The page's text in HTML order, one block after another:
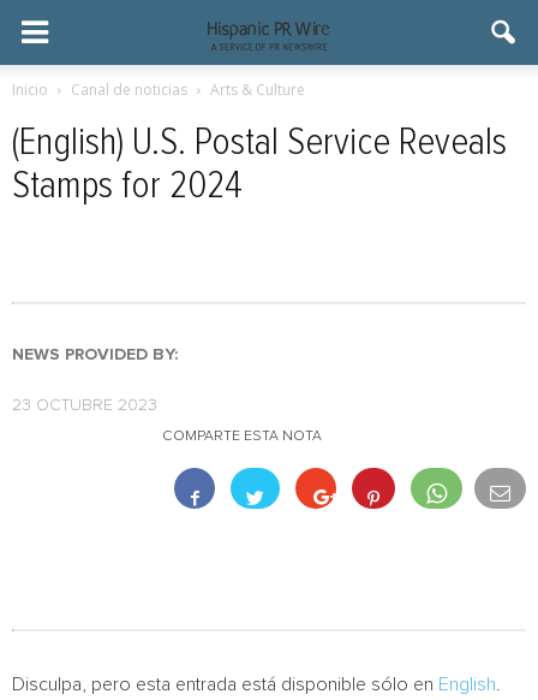
Inicio Canal de noticias Arts & Culture
(English) U.S. Postal Service Reveals
Stamps for 2024
NEWS PROVIDED BY:
23 OCTUBRE 2023
COMPARTE ESTA NOTA
Disculpa, pero esta entrada está disponible sólo en English